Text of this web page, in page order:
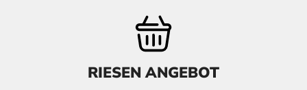
RIESEN ANGEBOT